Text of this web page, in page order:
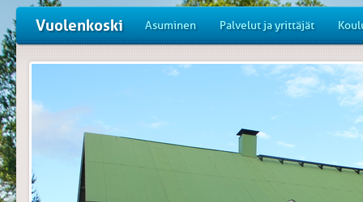
Vuolenkoski Asuminen Palvelut ja yrittäjät